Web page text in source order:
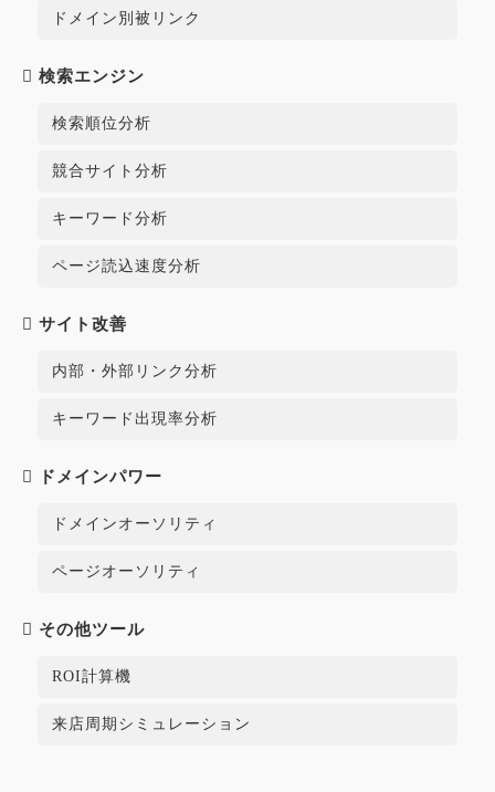
ドメイン別被リンク
検索エンジン
検索順位分析
競合サイト分析
キーワード分析
ページ読込速度分析
サイト改善
内部・外部リンク分析
キーワード出現率分析
ドメインパワー
ドメインオーソリティ
ページオーソリティ
その他ツール
ROI計算機
来店周期シミュレーション